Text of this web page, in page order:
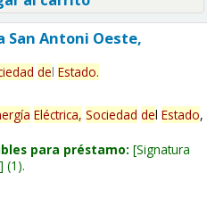
Antoni Oeste,
del Estado.
Eléctrica, Sociedad del Estado,
para préstamo: Signatura
(1).